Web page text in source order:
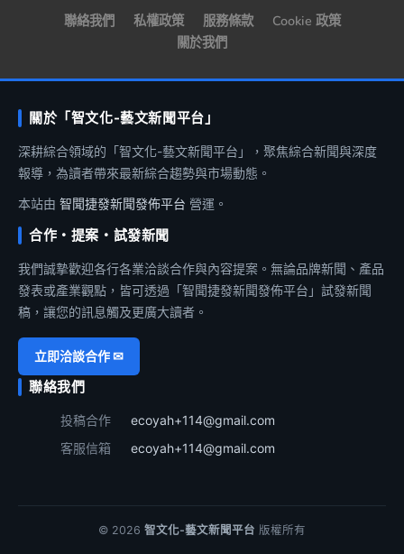
聯絡我們 私權政策 服務條款
Cookie 政策
關於我們
關於「智文化-藝文新聞平台」
深耕綜合領域的「智文化-藝文新聞平台」，聚焦綜合新聞與深度
報導，為讀者帶來最新綜合趨勢與市場動態。
本站由 智聞捷發新聞發佈平台 營運。
合作・提案・試發新聞
我們誠摯歡迎各行各業洽談合作與內容提案。無論品牌新聞、產品
發表或產業觀點，皆可透過「智聞捷發新聞發佈平台」試發新聞
稿，讓您的訊息觸及更廣大讀者。
立即洽談合作 ✉
聯絡我們
投稿合作
ecoyah+114@gmail.com
客服信箱
ecoyah+114@gmail.com
© 2026 智文化-藝文新聞平台 版權所有